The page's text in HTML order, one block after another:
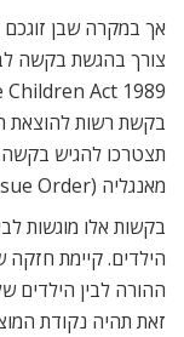
אך במקרה שבן
צורך בהגשת בקשה
בקשת רשות להוצאת
תצטרכו להגיש
מאנגליה (Specific Issue Order).
בקשות אלו מוגשות
הילדים. קיימת חזקה
ההורה לבין הילדים
זאת תהיה נקודת